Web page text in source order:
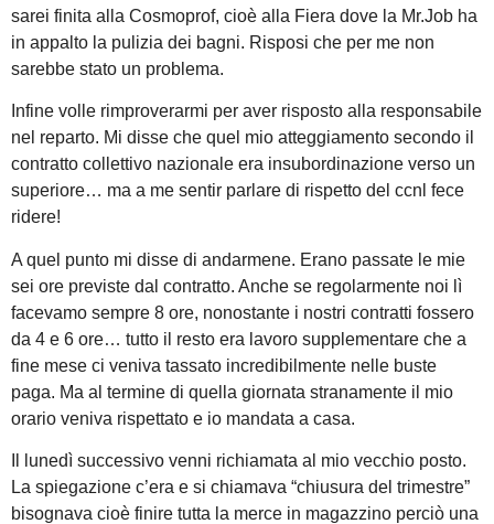
sarei finita alla Cosmoprof, cioè alla Fiera dove la Mr.Job ha
in appalto la pulizia dei bagni. Risposi che per me non
sarebbe stato un problema.
Infine volle rimproverarmi per aver risposto alla responsabile
nel reparto. Mi disse che quel mio atteggiamento secondo il
contratto collettivo nazionale era insubordinazione verso un
superiore… ma a me sentir parlare di rispetto del ccnl fece
ridere!
A quel punto mi disse di andarmene. Erano passate le mie
sei ore previste dal contratto. Anche se regolarmente noi lì
facevamo sempre 8 ore, nonostante i nostri contratti fossero
da 4 e 6 ore… tutto il resto era lavoro supplementare che a
fine mese ci veniva tassato incredibilmente nelle buste
paga. Ma al termine di quella giornata stranamente il mio
orario veniva rispettato e io mandata a casa.
Il lunedì successivo venni richiamata al mio vecchio posto.
La spiegazione c’era e si chiamava “chiusura del trimestre”
bisognava cioè finire tutta la merce in magazzino perciò una